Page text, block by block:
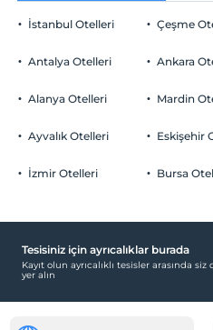
İstanbul Otelleri
Antalya Otelleri
Alanya Otelleri
Ayvalık Otelleri
İzmir Otelleri
Çeşme
Ankara
Mardin
Eskişehir
Bursa
Tesisiniz için ayrıcalıklar burada
Kayıt olun ayrıcalıklı tesisler arasında siz
yer alın